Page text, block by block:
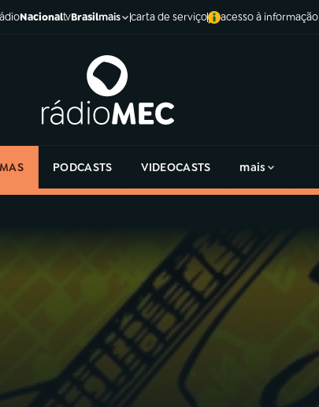
NacionaltvBrasilmais carta de serviço acesso à informação
PODCASTS VIDEOCASTS mais